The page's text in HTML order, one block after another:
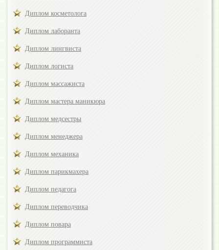
Диплом косметолога
Диплом лаборанта
Диплом лингвиста
Диплом логиста
Диплом массажиста
Диплом мастера маникюра
Диплом медсестры
Диплом менеджера
Диплом механика
Диплом парикмахера
Диплом педагога
Диплом переводчика
Диплом повара
Диплом программиста